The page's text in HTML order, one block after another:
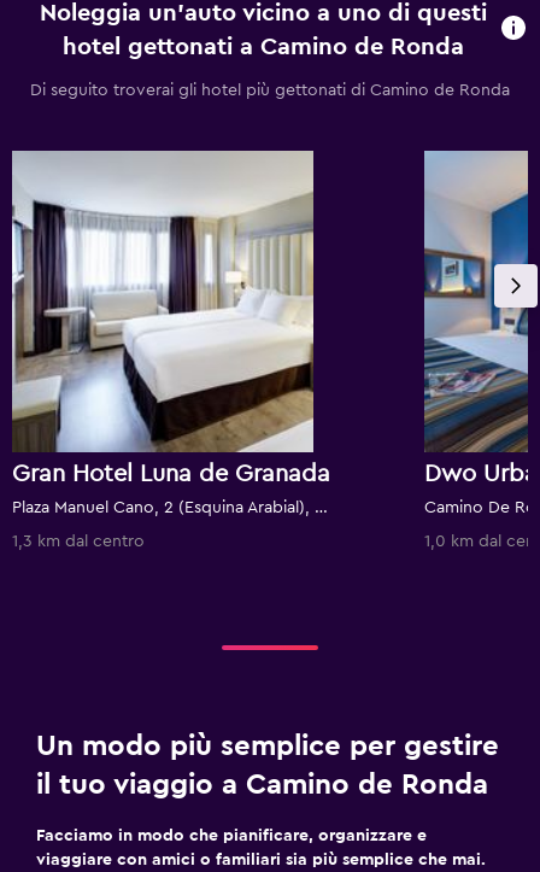
Noleggia un'auto vicino a uno di questi
hotel gettonati a Camino de Ronda
Di seguito troverai gli hotel più gettonati di Camino de Ronda
Gran Hotel Luna de Granada
Plaza Manuel Cano, 2 (Esquina Arabial), Granada, Andalusia, Spagna
1,3 km dal centro
Dwo
1,0 km dal
Un modo più semplice per gestire
il tuo viaggio a Camino de Ronda
Facciamo in modo che pianificare, organizzare e
viaggiare con amici o familiari sia più semplice che mai.